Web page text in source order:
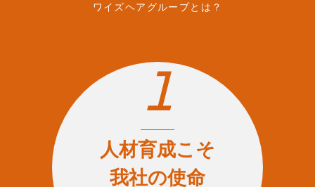
ワイズヘアグループとは？
1
人材育成こそ
我社の使命